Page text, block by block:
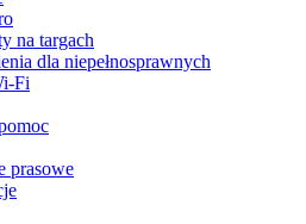
na targach
dla niepełnosprawnych
Fi
prasowe